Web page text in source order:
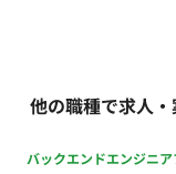
他の職種で求人
バックエンドエンジニア